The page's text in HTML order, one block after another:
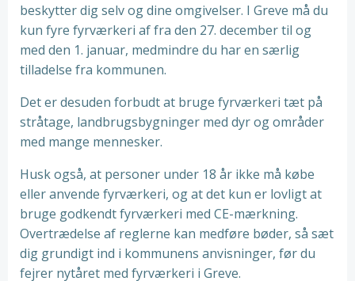
beskytter dig selv og dine omgivelser. I Greve må du
kun fyre fyrværkeri af fra den 27. december til og
med den 1. januar, medmindre du har en særlig
tilladelse fra kommunen.
Det er desuden forbudt at bruge fyrværkeri tæt på
stråtage, landbrugsbygninger med dyr og områder
med mange mennesker.
Husk også, at personer under 18 år ikke må købe
eller anvende fyrværkeri, og at det kun er lovligt at
bruge godkendt fyrværkeri med CE-mærkning.
Overtrædelse af reglerne kan medføre bøder, så sæt
dig grundigt ind i kommunens anvisninger, før du
fejrer nytåret med fyrværkeri i Greve.